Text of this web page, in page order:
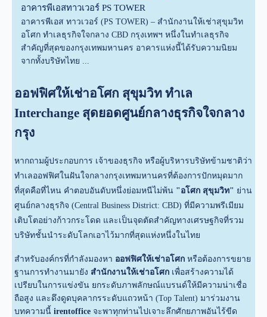
อาคารพีเอสทาวเวอร์ PS TOWER
อาคารพีเอส ทาวเวอร์ (PS TOWER) – สำนักงานให้เช่าสุขุมวิท
อโศก ทำเลธุรกิจใจกลาง CBD กรุงเทพฯ หนึ่งในทำเลธุรกิจ
สำคัญที่สุดของกรุงเทพมหานคร อาคารแห่งนี้ได้รับความนิยม
จากทั้งบริษัทไทย ...
ออฟฟิศให้เช่าอโศก สุขุมวิท ทำเล
Interchange สุดยอดศูนย์กลางธุรกิจใจกลาง
กรุง
หากถามผู้ประกอบการ เจ้าของธุรกิจ หรือผู้บริหารบริษัทข้ามชาติว่า
ทำเลออฟฟิศในฝันใจกลางกรุงเทพมหานครที่ต้องการปักหมุดมาก
ที่สุดคือที่ไหน คำตอบอันดับหนึ่งย่อมหนีไม่พ้น "อโศก สุขุมวิท" ย่าน
ศูนย์กลางธุรกิจ (Central Business District: CBD) ที่มีความพรีเมียม
เติบโตอย่างก้าวกระโดด และเป็นจุดตัดสำคัญทางเศรษฐกิจที่รวม
บริษัทชั้นนำระดับโลกเอาไว้มากที่สุดแห่งหนึ่งในไทย
สำหรับองค์กรที่กำลังมองหา ออฟฟิศให้เช่าอโศก หรือต้องการขยาย
ฐานการทำงานมายัง สำนักงานให้เช่าอโศก เพื่อสร้างความได้
เปรียบในการแข่งขัน ยกระดับภาพลักษณ์แบรนด์ให้มีความน่าเชื่อ
ถือสูง และดึงดูดบุคลากรระดับแถวหน้า (Top Talent) มาร่วมงาน
บทความนี้irentoffice จะพาทุกท่านไปเจาะลึกศักยภาพอันไร้ขีด